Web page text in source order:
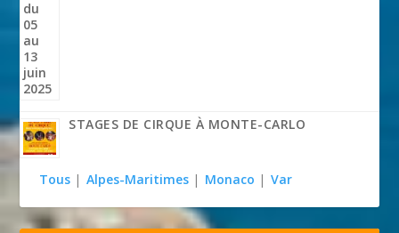
STAGES DE CIRQUE À MONTE-CARLO
Tous | Alpes-Maritimes | Monaco | Var